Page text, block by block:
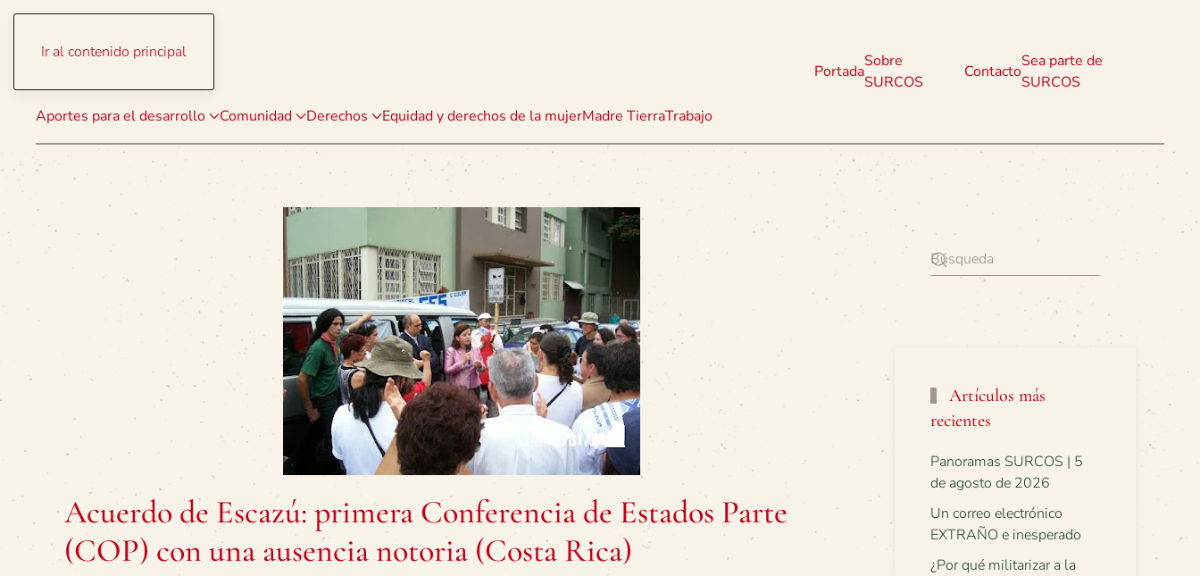
Ir al contenido principal
Aportes para el desarrollo Comunidad Derechos Equidad y derechos de la mujerMadre TierraTrabajo
Portada
Sobre
SURCOS
Contacto
Sea parte de
SURCOS
Acuerdo de Escazú: primera Conferencia de Estados Parte
(COP) con una ausencia notoria (Costa Rica)
Artículos más
recientes
Panoramas SURCOS | 5
de agosto de 2026
Un correo electrónico
EXTRAÑO e inesperado
¿Por qué militarizar a la